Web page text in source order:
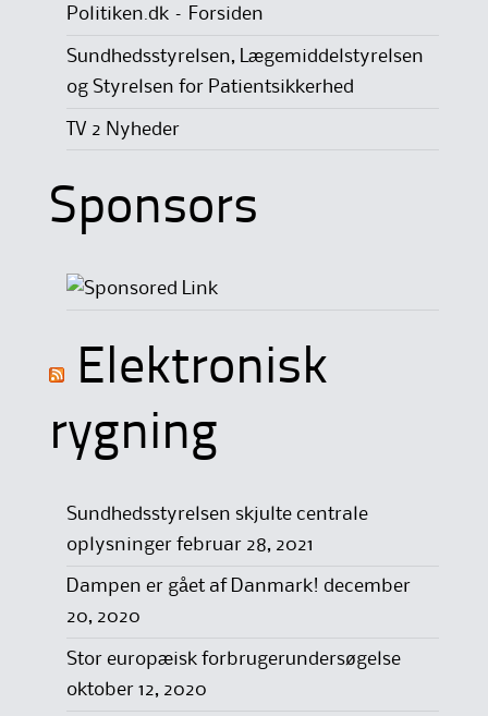
Politiken.dk – Forsiden
Sundhedsstyrelsen, Lægemiddelstyrelsen
og Styrelsen for Patientsikkerhed
TV 2 Nyheder
Sponsors
Elektronisk
rygning
Sundhedsstyrelsen skjulte centrale
oplysninger februar 28, 2021
Dampen er gået af Danmark! december
20, 2020
Stor europæisk forbrugerundersøgelse
oktober 12, 2020